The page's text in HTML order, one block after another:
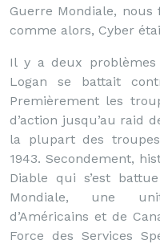
Guerre Mondiale,
comme alors, Cyber
Il y a deux problèmes
Logan se battait
Premièrement les
d’action jusqu’au raid
la plupart des troupes
1943. Secondement,
Diable qui s’est
Mondiale, une
d’Américains et de
Force des Services